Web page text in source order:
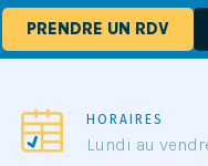
PRENDRE UN RDV
HORAIRES
Lundi au